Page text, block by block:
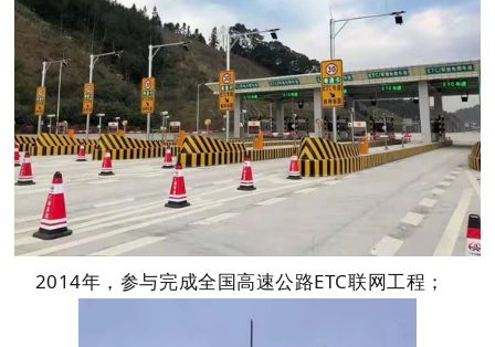
2014年，参与完成全国高速公路ETC联网工程；